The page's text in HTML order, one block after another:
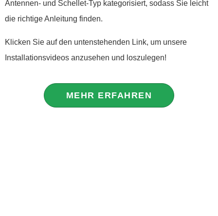
Antennen- und Schellet-Typ kategorisiert, sodass Sie leicht
die richtige Anleitung finden.
Klicken Sie auf den untenstehenden Link, um unsere
Installationsvideos anzusehen und loszulegen!
MEHR ERFAHREN